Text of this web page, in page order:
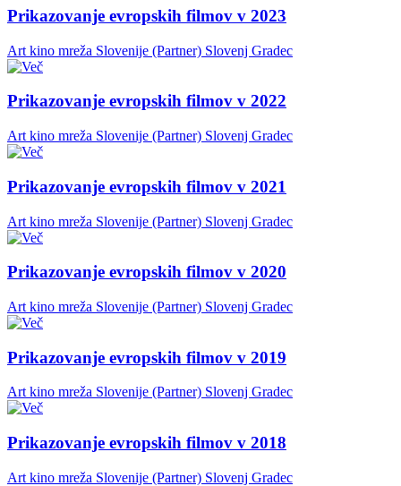
Prikazovanje evropskih filmov v 2023
Art kino mreža Slovenije (Partner) Slovenj Gradec
Prikazovanje evropskih filmov v 2022
Art kino mreža Slovenije (Partner) Slovenj Gradec
Prikazovanje evropskih filmov v 2021
Art kino mreža Slovenije (Partner) Slovenj Gradec
Prikazovanje evropskih filmov v 2020
Art kino mreža Slovenije (Partner) Slovenj Gradec
Prikazovanje evropskih filmov v 2019
Art kino mreža Slovenije (Partner) Slovenj Gradec
Prikazovanje evropskih filmov v 2018
Art kino mreža Slovenije (Partner) Slovenj Gradec